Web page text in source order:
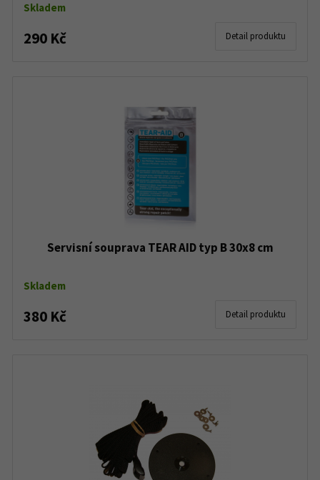
Skladem
290 Kč Detail produktu
Servisní souprava TEAR AID typ B 30x8 cm
Skladem
380 Kč Detail produktu